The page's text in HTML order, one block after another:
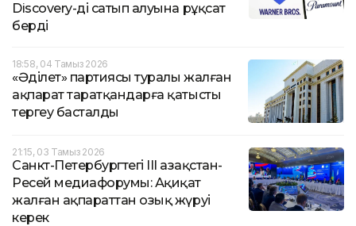
Discovery-ді сатып алуына рұқсат
берді
18:58, 04 Тамыз 2026
«Әділет» партиясы туралы жалған
ақпарат таратқандарға қатысты
тергеу басталды
21:15, 03 Тамыз 2026
Санкт-Петербургтегі III Қазақстан-
Ресей медиафорумы: Ақиқат
жалған ақпараттан озық жүруі
керек